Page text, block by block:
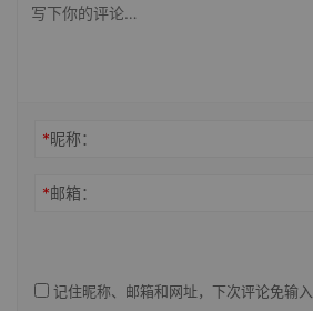
*昵称：
*邮箱：
记住昵称、邮箱和网址，下次评论免输入